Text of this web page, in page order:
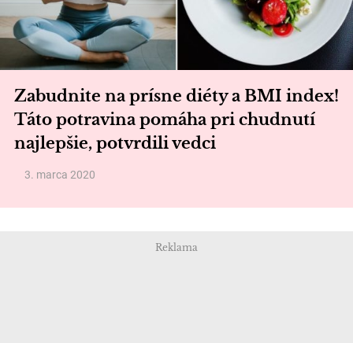
Zabudnite na prísne diéty a BMI index!
Táto potravina pomáha pri chudnutí
najlepšie, potvrdili vedci
3. marca 2020
Reklama